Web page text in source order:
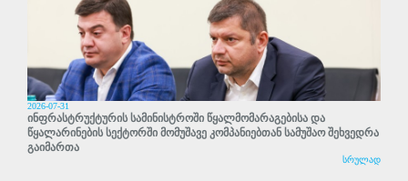
2026-07-31
ინფრასტრუქტურის სამინისტროში წყალმომარაგებისა და
წყალარინების სექტორში მომუშავე კომპანიებთან სამუშაო შეხვედრა
გაიმართა
სრულად